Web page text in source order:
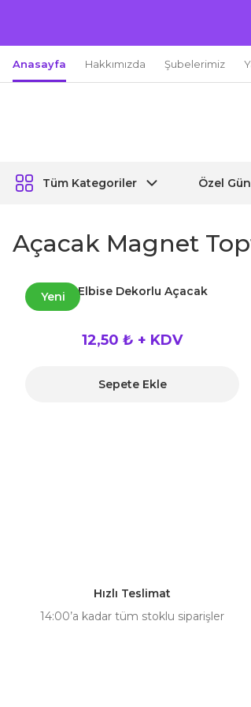
Anasayfa Hakkımızda Şubelerimiz
Tüm Kategoriler Özel
Açacak Magnet
YeniKız Elbise Dekorlu Açacak
12,50 ₺ + KDV
Sepete Ekle
Hızlı Teslimat
14:00’a kadar tüm stoklu siparişler